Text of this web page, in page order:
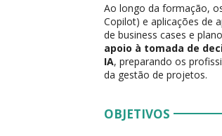
Ao longo da formação,
Copilot) e aplicações de
de business cases e
apoio à tomada de
IA, preparando os
da gestão de projetos.
OBJETIVOS